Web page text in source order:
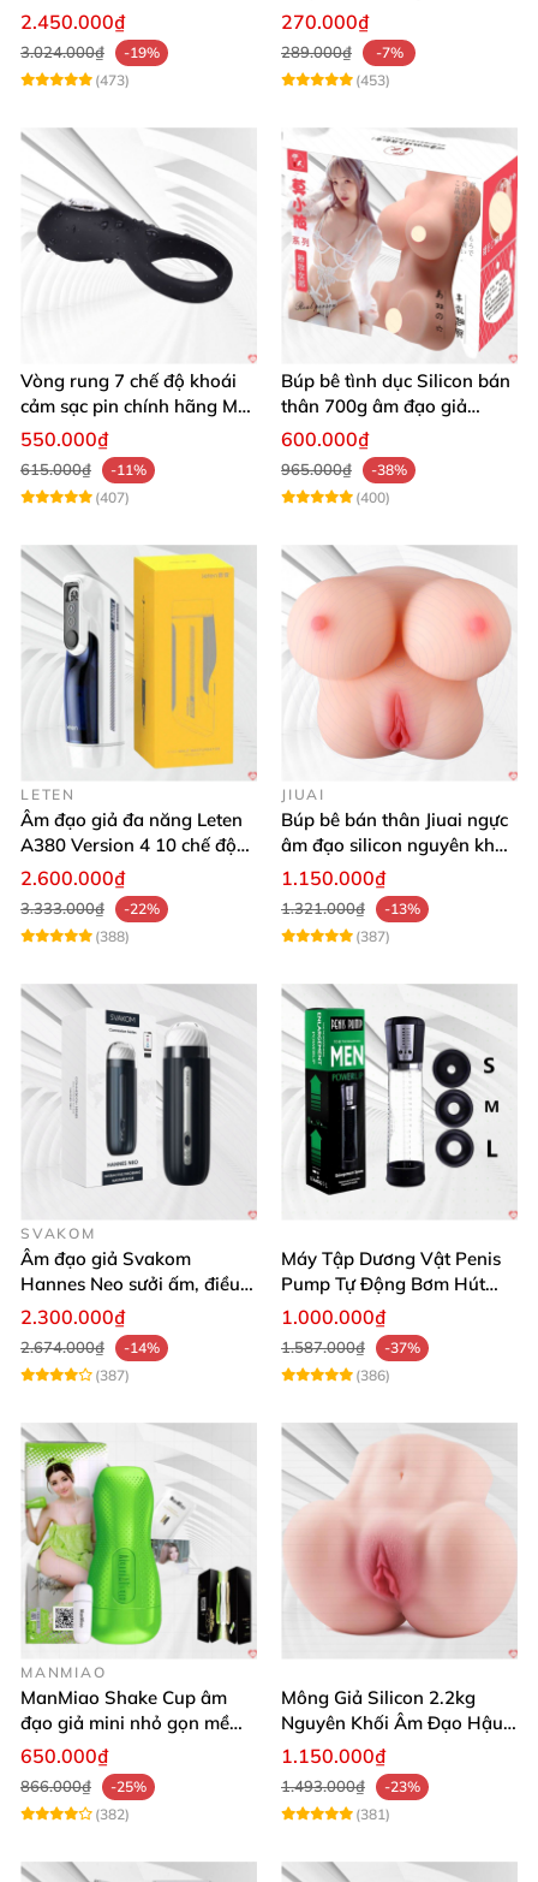
khiển app webcam cao cấp
2.450.000₫
3.024.000₫
-19%
(473)
sớm
270.000₫
289.000₫
-7%
(453)
Vòng rung 7 chế độ khoái
cảm sạc pin chính hãng Mỹ
cực phê
550.000₫
615.000₫
-11%
(407)
Búp bê tình dục Silicon bán
thân 700g âm đạo giả
nguyên khối giống thật
600.000₫
965.000₫
-38%
(400)
LETEN
Âm đạo giả đa năng Leten
A380 Version 4 10 chế độ
bú mút sục
2.600.000₫
3.333.000₫
-22%
(388)
JIUAI
Búp bê bán thân Jiuai ngực
âm đạo silicon nguyên khối
cao cấp
1.150.000₫
1.321.000₫
-13%
(387)
SVAKOM
Âm đạo giả Svakom
Hannes Neo sưởi ấm, điều
khiển app thông minh
2.300.000₫
2.674.000₫
-14%
(387)
Máy Tập Dương Vật Penis
Pump Tự Động Bơm Hút
Kích Thước Lớn
1.000.000₫
1.587.000₫
-37%
(386)
MANMIAO
ManMiao Shake Cup âm
đạo giả mini nhỏ gọn mềm
mịn
650.000₫
866.000₫
-25%
(382)
Mông Giả Silicon 2.2kg
Nguyên Khối Âm Đạo Hậu
Môn Siêu Thật
1.150.000₫
1.493.000₫
-23%
(381)